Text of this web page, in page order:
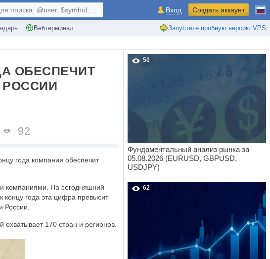
Вебтерминал Запустите пробную версию VPS
поиска: @user, $symbol, ... Вход Создать аккаунт
ОБЕСПЕЧИТ
РОССИИ
92
года компания обеспечит
компаниями. На сегодняшний
концу года эта цифра превысит
России.
170 стран и регионов.
50
Фундаментальный анализ рынка за
05.08.2026 (EURUSD, GBPUSD,
USDJPY)
62